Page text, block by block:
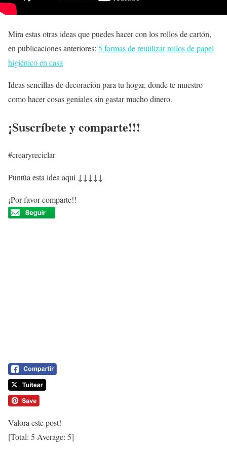
Mira estas otras ideas que puedes hacer con los rollos de cartón,
en publicaciones anteriores: 5 formas de reutilizar rollos de papel
higiénico en casa
Ideas sencillas de decoración para tu hogar, donde te muestro
como hacer cosas geniales sin gastar mucho dinero.
¡Suscríbete y comparte!!!
#crearyreciclar
Puntúa esta idea aquí ↓↓↓↓↓
¡Por favor comparte!!
Valora este post!
[Total: 5 Average: 5]